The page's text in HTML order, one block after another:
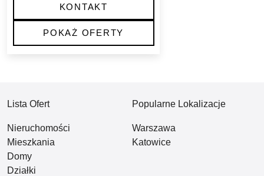
KONTAKT
POKAŻ OFERTY
Lista Ofert
Nieruchomości
Mieszkania
Domy
Działki
Popularne Lokalizacje
Warszawa
Katowice